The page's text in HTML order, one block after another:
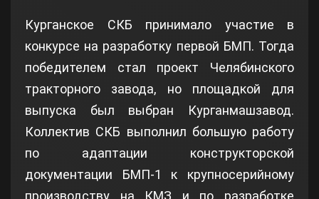
Курганское СКБ принимало участие в
конкурсе на разработку первой БМП. Тогда
победителем стал проект Челябинского
тракторного завода, но площадкой для
выпуска был выбран Курганмашзавод.
Коллектив СКБ выполнил большую работу
по адаптации конструкторской
документации БМП-1 к крупносерийному
производству на КМЗ и по разработке